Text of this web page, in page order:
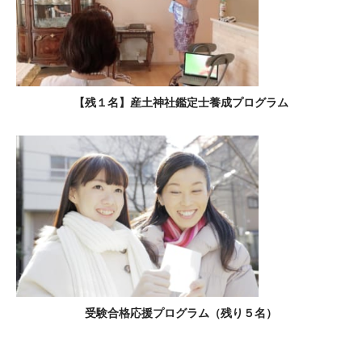
【残１名】産土神社鑑定士養成プログラム
受験合格応援プログラム（残り５名）